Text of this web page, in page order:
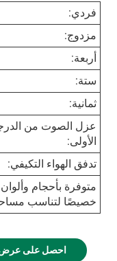
فردي:
مزدوج:
أربعة:
ستة:
ثمانية:
عزل الصوت من
الأولى:
تدفق الهواء التكيفي:
متوفرة بأحجام
خصيصًا لتناسب
احصل على عرض